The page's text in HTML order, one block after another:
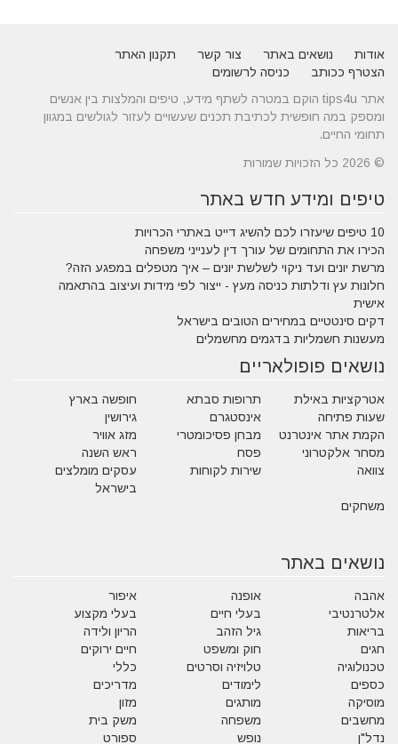
אודות נושאים באתר צור קשר
תקנון האתר
הצטרף ככותב
כניסה לרשומים
אתר tips4u הוקם במטרה לשתף מידע, טיפים והמלצות בין אנשים
ומספק במה חופשית לכתיבת תכנים שעשויים לעזור לגולשים במגוון
תחומי החיים.
© 2026 כל הזכויות שמורות
טיפים ומידע חדש באתר
10 טיפים שיעזרו לכם להשיג דייט באתרי הכרויות
הכירו את התחומים של עורך דין לענייני משפחה
מרשת יונים ועד ניקוי לשלשת יונים – איך מטפלים במפגע הזה?
חלונות עץ ודלתות כניסה מעץ - ייצור לפי מידות ועיצוב בהתאמה
אישית
דקים סינטטיים במחירים הטובים בישראל
מעשנות חשמליות בדגמים מחשמלים
נושאים פופולאריים
אטרקציות באילת תרופות סבתא
חופשה בארץ
שעות פתיחה
אינסטגרם
גירושין
הקמת אתר אינטרנט
מבחן פסיכומטרי
מזג אוויר
מסחר אלקטרוני
פסח
ראש השנה
צוואה
שירות לקוחות
עסקים מומלצים
בישראל
משחקים
נושאים באתר
אהבה אופנה
איפור
אלטרנטיבי
בעלי חיים
בעלי מקצוע
בריאות
גיל הזהב
הריון ולידה
חגים
חוק ומשפט
חיים ירוקים
טכנולוגיה
טלויזיה וסרטים
כללי
כספים
לימודים
מדריכים
מוסיקה
מותגים
מזון
מחשבים
משפחה
משק בית
נדל"ן
נופש ספורט